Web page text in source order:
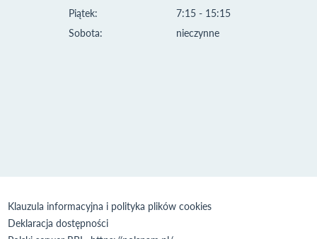
Piątek:
Sobota:
7:15 - 15:15
nieczynne
Klauzula informacyjna i polityka plików cookies
Deklaracja dostępności